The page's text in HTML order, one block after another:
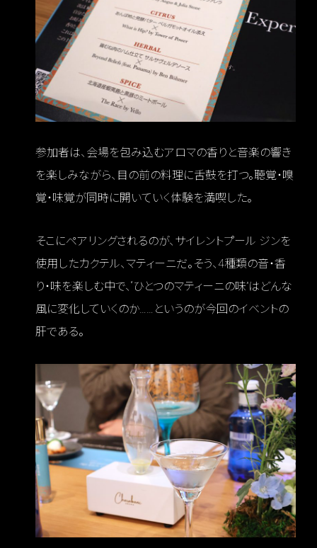
参加者は、会場を包み込むアロマの香りと音楽の響き
を楽しみながら、目の前の料理に舌鼓を打つ。聴覚・嗅
覚・味覚が同時に開いていく体験を満喫した。
そこにペアリングされるのが、サイレントプール ジンを
使用したカクテル、マティーニだ。そう、4種類の音・香
り・味を楽しむ中で、“ひとつのマティーニの味”はどんな
風に変化していくのか……というのが今回のイベントの
肝である。